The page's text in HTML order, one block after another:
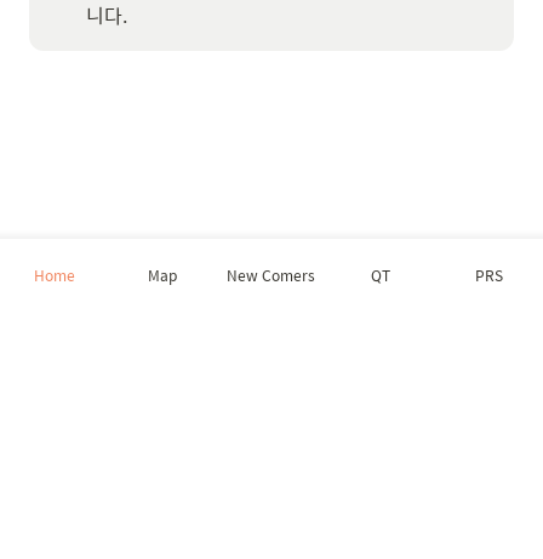
니다.
Home Map New Comers QT PRS